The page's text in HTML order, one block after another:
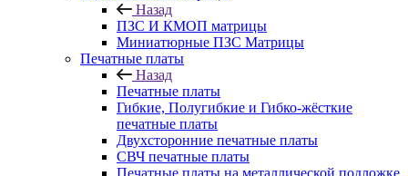
Назад
ПЗС И КМОП матрицы
Миниатюрные ПЗС Матрицы
Печатные платы
Назад
Печатные платы
Гибкие, Полугибкие и Гибко-жёсткие
печатные платы
Двухсторонние печатные платы
СВЧ печатные платы
Печатные платы на металлической подложке